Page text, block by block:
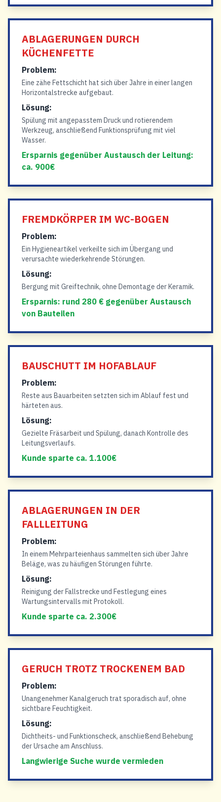
ABLAGERUNGEN DURCH
KÜCHENFETTE
Problem:
Eine zähe Fettschicht hat sich über Jahre in einer langen
Horizontalstrecke aufgebaut.
Lösung:
Spülung mit angepasstem Druck und rotierendem
Werkzeug, anschließend Funktionsprüfung mit viel
Wasser.
Ersparnis gegenüber Austausch der Leitung:
ca. 900€
FREMDKÖRPER IM WC-BOGEN
Problem:
Ein Hygieneartikel verkeilte sich im Übergang und
verursachte wiederkehrende Störungen.
Lösung:
Bergung mit Greiftechnik, ohne Demontage der Keramik.
Ersparnis: rund 280 € gegenüber Austausch
von Bauteilen
BAUSCHUTT IM HOFABLAUF
Problem:
Reste aus Bauarbeiten setzten sich im Ablauf fest und
härteten aus.
Lösung:
Gezielte Fräsarbeit und Spülung, danach Kontrolle des
Leitungsverlaufs.
Kunde sparte ca. 1.100€
ABLAGERUNGEN IN DER
FALLLEITUNG
Problem:
In einem Mehrparteienhaus sammelten sich über Jahre
Beläge, was zu häufigen Störungen führte.
Lösung:
Reinigung der Fallstrecke und Festlegung eines
Wartungsintervalls mit Protokoll.
Kunde sparte ca. 2.300€
GERUCH TROTZ TROCKENEM BAD
Problem:
Unangenehmer Kanalgeruch trat sporadisch auf, ohne
sichtbare Feuchtigkeit.
Lösung:
Dichtheits- und Funktionscheck, anschließend Behebung
der Ursache am Anschluss.
Langwierige Suche wurde vermieden